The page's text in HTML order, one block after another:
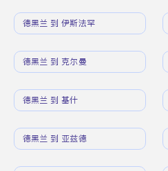
德黑兰 到 伊斯法罕
德黑兰 到 克尔曼
德黑兰 到 基什
德黑兰 到 亚兹德